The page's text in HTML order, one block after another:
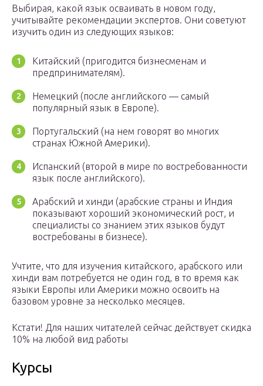
Выбирая, какой язык осваивать в новом году,
учитывайте рекомендации экспертов. Они советуют
изучить один из следующих языков:
Китайский (пригодится бизнесменам и
предпринимателям).
Немецкий (после английского — самый
популярный язык в Европе).
Португальский (на нем говорят во многих
странах Южной Америки).
Испанский (второй в мире по востребованности
язык после английского).
Арабский и хинди (арабские страны и Индия
показывают хороший экономический рост, и
специалисты со знанием этих языков будут
востребованы в бизнесе).
Учтите, что для изучения китайского, арабского или
хинди вам потребуется не один год, в то время как
языки Европы или Америки можно освоить на
базовом уровне за несколько месяцев.
Кстати! Для наших читателей сейчас действует скидка
10% на любой вид работы
Курсы